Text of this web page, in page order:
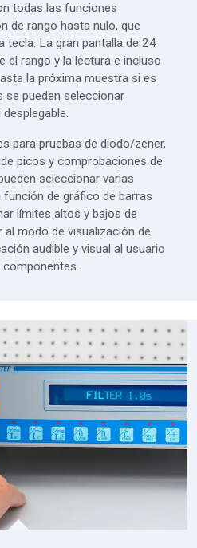
todas las funciones
de rango hasta nulo, que
tecla. La gran pantalla de 24
el rango y la lectura e incluso
la próxima muestra si es
se pueden seleccionar
para pruebas de diodo/zener,
picos y comprobaciones de
seleccionar varias
de gráfico de barras
límites altos y bajos de
modo de visualización de
audible y visual al usuario